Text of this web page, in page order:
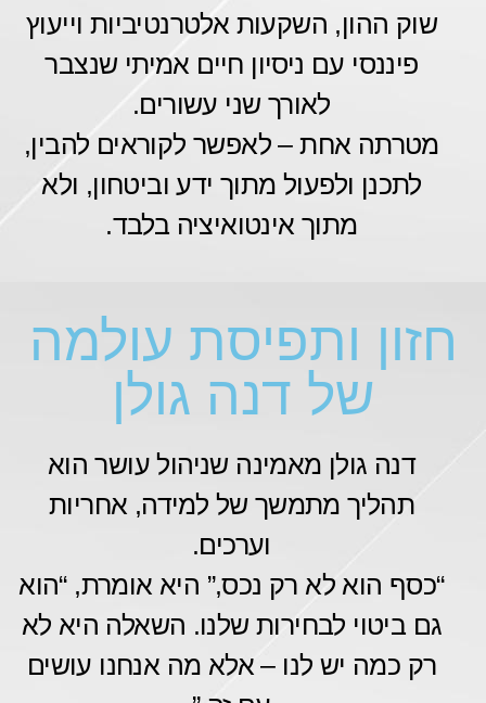
שוק ההון, השקעות אלטרנטיביות וייעוץ
פיננסי עם ניסיון חיים אמיתי שנצבר
לאורך שני עשורים.
מטרתה אחת – לאפשר לקוראים להבין,
לתכנן ולפעול מתוך ידע וביטחון, ולא
מתוך אינטואיציה בלבד.
חזון ותפיסת עולמה
של דנה גולן​
דנה גולן מאמינה שניהול עושר הוא
תהליך מתמשך של למידה, אחריות
וערכים.
“כסף הוא לא רק נכס,” היא אומרת, “הוא
גם ביטוי לבחירות שלנו. השאלה היא לא
רק כמה יש לנו – אלא מה אנחנו עושים